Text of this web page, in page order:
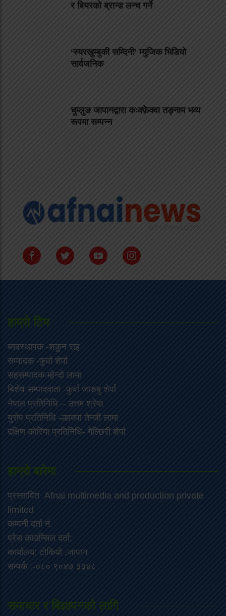
र बियरको ब्रान्ड लन्च गर्ने
‘स्यरखुम्बुकी सम्दिनी’ म्युजिक भिडियो
सार्वजनिक
चुम्लुङ जापानद्वारा कःक्फ़ेक्वा तङ्नाम भव्य
रूपमा सम्पन्न
हाम्राे टिम
ब्यबस्थापक -शकुन राइ
सम्पादक -फुर्वा शेर्पा
सहसम्पादक-म्हेन्दो लामा
‍बिशेष सम्पाददाता -फुर्वा जा‌ङबु शेर्पा
नेपाल प्रतिनिधि – उत्तम श्रेष्ठ
युरोप प्रतिनिधि -ल्हाक्पा तेन्जी लामा
दक्षिण कोरिया प्रतिनिधि- गेल्छिरी शेर्पा
हाम्रो बारेमा
प्रस्तावित Afnai multimedia and production private
limited
कम्पनी दर्ता नं.
प्रेस काउन्सिल दर्ता:
कार्यालय: टोकियो ,जापान
सम्पर्क :-०८० ९०४७ ३३४८
समाचार र बिज्ञापनको लागि